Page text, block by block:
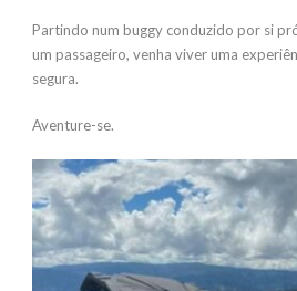
Partindo num buggy conduzido por si
um passageiro, venha viver uma
segura.
Aventure-se.